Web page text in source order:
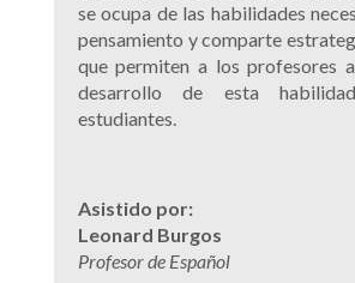
se ocupa de las habilidades
pensamiento y comparte
que permiten a los profesores
desarrollo de esta
estudiantes.
Asistido por:
Leonard Burgos
Profesor de Español